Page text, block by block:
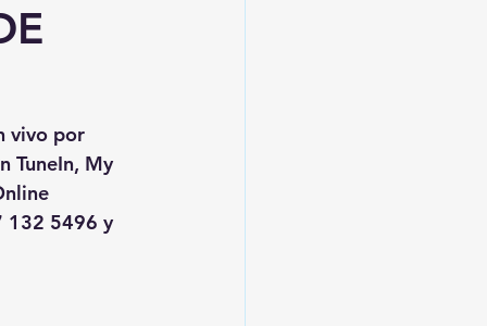
vivo por
TuneIn, My
132 5496 y